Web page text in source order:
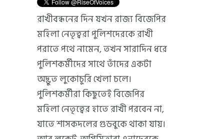
রাখীবন্ধনের দিন যখন রাজ্য বিজেপির
মহিলা নেতৃত্বরা পুলিশদেরকে রাখী
পরাতে পথে নামেন, তখন সারাদিন ধরে
পুলিশকর্মীদের সাথে তাঁদের একটা
অদ্ভুত লুকোচুরি খেলা চলে।
পুলিশকর্মীরা কিছুতেই বিজেপির
মহিলা নেতৃত্বের হাতে রাখী পরবেন না,
যাতে শাসকদলের গুডবুকে থাকা যায়।